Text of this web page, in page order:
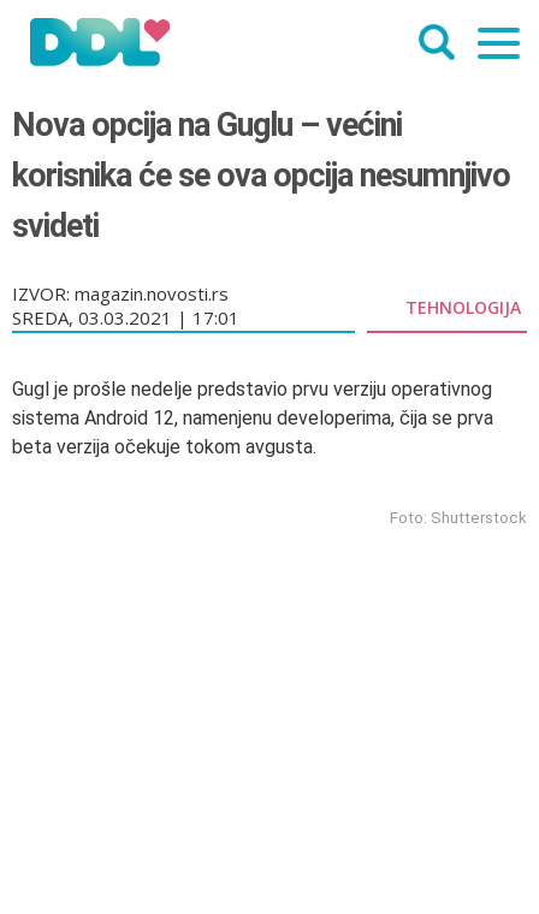
Nova opcija na Guglu – većini
korisnika će se ova opcija nesumnjivo
svideti
IZVOR: magazin.novosti.rs
SREDA, 03.03.2021 | 17:01
TEHNOLOGIJA
Gugl je prošle nedelje predstavio prvu verziju operativnog
sistema Android 12, namenjenu developerima, čija se prva
beta verzija očekuje tokom avgusta.
Foto: Shutterstock